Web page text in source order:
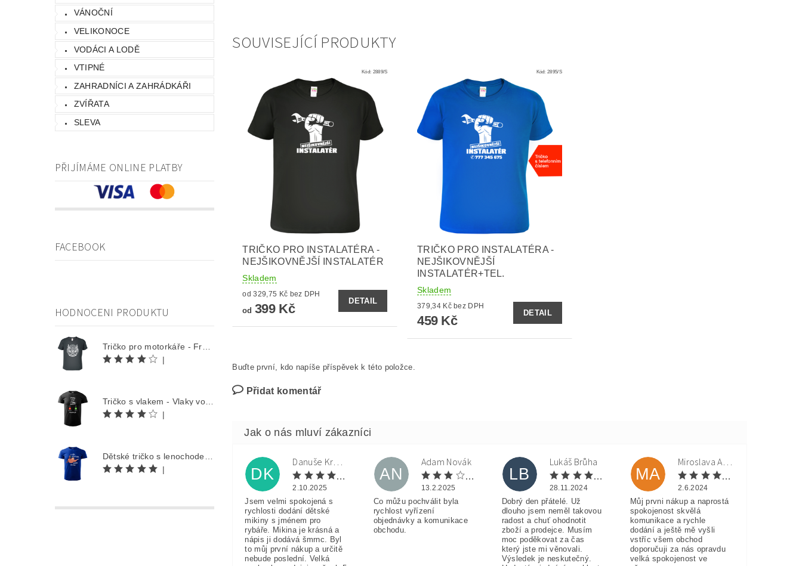
VÁNOČNÍ
VELIKONOCE
VODÁCI A LODĚ
VTIPNÉ
ZAHRADNÍCI A ZAHRÁDKÁŘI
ZVÍŘATA
SLEVA
PŘIJÍMÁME ONLINE PLATBY
FACEBOOK
HODNOCENI PRODUKTU
|
|
|
SOUVISEJÍCÍ PRODUKTY
Kód: 2889/S
TRIČKO PRO INSTALATÉRA -
NEJŠIKOVNĚJŠÍ INSTALATÉR
Skladem
od 329,75 Kč bez DPH
od 399 Kč
DETAIL
Kód:2895/S
TRIČKO PRO INSTALATÉRA -
NEJŠIKOVNĚJŠÍ
INSTALATÉR+TEL.
Skladem
379,34 Kč bez DPH
459 Kč
DETAIL
Buďte první, kdo napíše příspěvek k této položce.
Přidat komentář
DK
Danuše Krulová
2.10.2025
Jsem velmi spokojená s
rychlosti dodání dětské
mikiny s jménem pro
rybáře. Mikina je krásná a
nápis ji dodává šmrnc. Byl
to můj první nákup a určitě
nebude poslední. Velká
AN
Adam Novák
13.2.2025
Co můžu pochválit byla
rychlost vyřízení
objednávky a komunikace
obchodu.
LB
Lukáš Brůha
28.11.2024
Dobrý den přátelé. Už
dlouho jsem neměl takovou
radost a chuť ohodnotit
zboží a prodejce. Musím
moc poděkovat za čas
který jste mi věnovali.
Výsledek je neskutečný.
MA
Miroslava Andorková
2.6.2024
Můj prvni nákup a naprostá
spokojenost skvělá
komunikace a rychle
dodání a ještě mě vyšli
vstříc všem obchod
doporučuji za nás opravdu
velká spokojenost ve